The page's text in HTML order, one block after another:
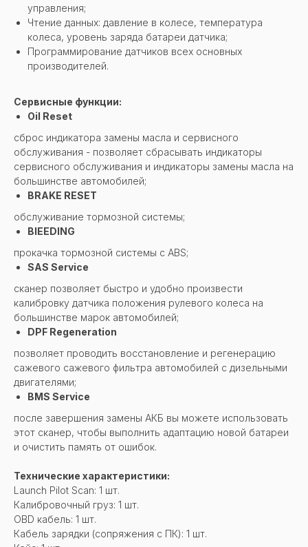
управления;
Чтение данных: давление в колесе, температура
колеса, уровень заряда батареи датчика;
Программирование датчиков всех основных
производителей.
Сервисные функции:
Oil Reset
сброс индикатора замены масла и сервисного
обслуживания - позволяет сбрасывать индикаторы
сервисного обслуживания и индикаторы замены масла на
большинстве автомобилей;
BRAKE RESET
обслуживание тормозной системы;
BlEEDING
прокачка тормозной системы с ABS;
SAS Service
сканер позволяет быстро и удобно произвести
калибровку датчика положения рулевого колеса на
большинстве марок автомобилей;
DPF Regeneration
позволяет проводить восстановление и регенерацию
сажевого сажевого фильтра автомобилей с дизельными
двигателями;
BMS Service
после завершения замены АКБ вы можете использовать
этот сканер, чтобы выполнить адаптацию новой батареи
и очистить память от ошибок.
Технические характеристики:
Launch Pilot Scan: 1 шт.
Калибровочный груз: 1 шт.
OBD кабель: 1 шт.
Кабель зарядки (сопряжения с ПК): 1 шт.